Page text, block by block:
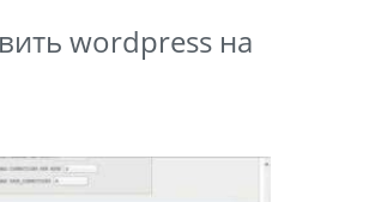
wordpress на